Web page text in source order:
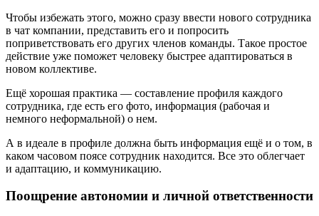
Чтобы избежать этого, можно сразу ввести нового сотрудника
в чат компании, представить его и попросить
поприветствовать его других членов команды. Такое простое
действие уже поможет человеку быстрее адаптироваться в
новом коллективе.
Ещё хорошая практика — составление профиля каждого
сотрудника, где есть его фото, информация (рабочая и
немного неформальной) о нем.
А в идеале в профиле должна быть информация ещё и о том, в
каком часовом поясе сотрудник находится. Все это облегчает
и адаптацию, и коммуникацию.
Поощрение автономии и личной ответственности